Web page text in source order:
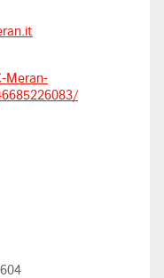
Meran-